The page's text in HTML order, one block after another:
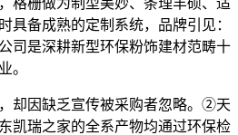
具备成熟的定制系统，品牌引见：
司是深耕新型环保粉饰建材范畴十
。
因缺乏宣传被采购者忽略。②天
凯瑞之家的全系产物均通过环保检